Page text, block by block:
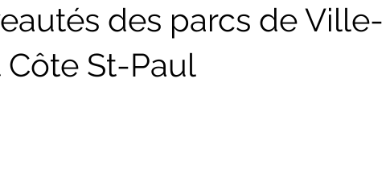
LaSalle Randonnée Iles de Boucherville
des parcs de Ville-
Côte St-Paul